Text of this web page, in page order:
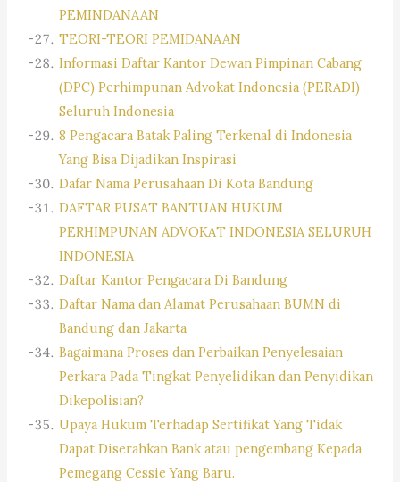
PEMINDANAAN
TEORI-TEORI PEMIDANAAN
Informasi Daftar Kantor Dewan Pimpinan Cabang
(DPC) Perhimpunan Advokat Indonesia (PERADI)
Seluruh Indonesia
8 Pengacara Batak Paling Terkenal di Indonesia
Yang Bisa Dijadikan Inspirasi
Dafar Nama Perusahaan Di Kota Bandung
DAFTAR PUSAT BANTUAN HUKUM
PERHIMPUNAN ADVOKAT INDONESIA SELURUH
INDONESIA
Daftar Kantor Pengacara Di Bandung
Daftar Nama dan Alamat Perusahaan BUMN di
Bandung dan Jakarta
Bagaimana Proses dan Perbaikan Penyelesaian
Perkara Pada Tingkat Penyelidikan dan Penyidikan
Dikepolisian?
Upaya Hukum Terhadap Sertifikat Yang Tidak
Dapat Diserahkan Bank atau pengembang Kepada
Pemegang Cessie Yang Baru.